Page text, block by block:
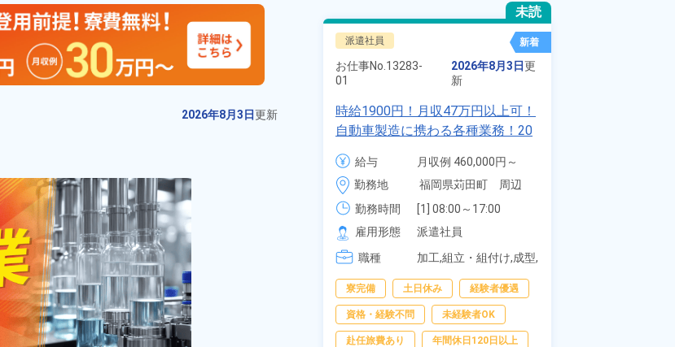
2026年8月3日更新
未読
派遣社員 おすすめ
お仕事No.13226-
02
2026年8月3日
医療機器装置の製造作業！月収例
り！マイカー通勤OK！無料駐車場
完備！《山梨県南都留郡》
340,000円
時給 1,600円～1,600円
勤務地
山梨県鳴沢村　周辺
勤務時間
[1] 08:20～17:30
[2] 06:00～15:10
[3] 14:50～00:00
雇用形態
派遣社員
職種
組立・組付け,検査
未経験者OK 女性活躍中
経験者優遇 社会保険完備
資格・経験不問 土日休み
未読
派遣社員 新着
お仕事No. 13283-
01
2026年8月3日更
新
時給1900円！月収47万円以上可！
自動車製造に携わる各種業務！20
代～40代の男女活躍中★ワンルー
ム寮無料！マイカー通勤OK！無料
駐車場あり！赴任旅費会社負担！
社員食堂あり！日払いあり！土日
休み！特別賞与90万円支給！《福
岡県京都郡苅田町》
給与
月収例 460,000円～
480,000円
時給 1,900円～1,900円
勤務地
福岡県苅田町　周辺
勤務時間
[1] 08:00～17:00
[2] 20:00～05:00
[3] 06:30～15:00
[4] 14:30～23:00
雇用形態
派遣社員
職種
加工,組立・組付け,成型,
オペレーター,部品供
給・充填・運搬,検査,物
流・配送
寮完備 土日休み 経験者優遇
資格・経験不問 未経験者OK
赴任旅費あり 年間休日120日以上